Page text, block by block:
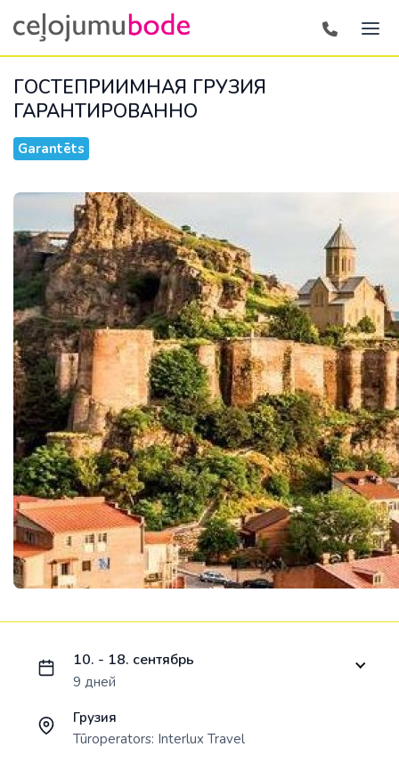
ГОСТЕПРИИМНАЯ ГРУЗИЯ
ГАРАНТИРОВАННО
Garantēts
10. - 18. сентябрь
9 дней
Грузия
Tūroperators: Interlux Travel